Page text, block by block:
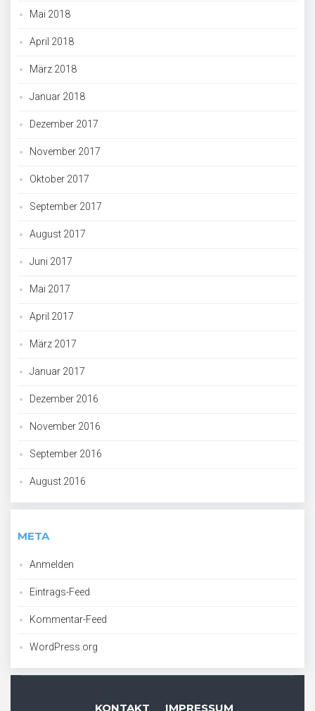
Mai 2018
April 2018
März 2018
Januar 2018
Dezember 2017
November 2017
Oktober 2017
September 2017
August 2017
Juni 2017
Mai 2017
April 2017
März 2017
Januar 2017
Dezember 2016
November 2016
September 2016
August 2016
META
Anmelden
Eintrags-Feed
Kommentar-Feed
WordPress.org
KONTAKT IMPRESSUM